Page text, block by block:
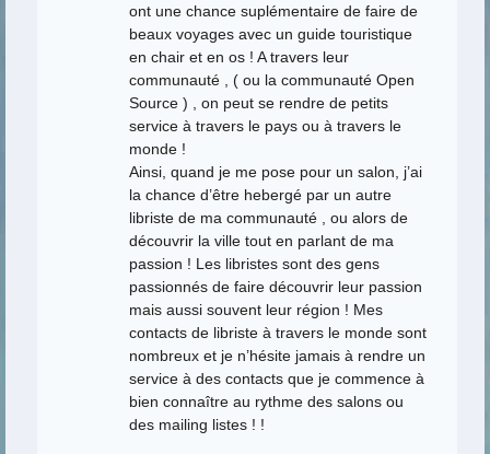
ont une chance suplémentaire de faire de
beaux voyages avec un guide touristique
en chair et en os ! A travers leur
communauté , ( ou la communauté Open
Source ) , on peut se rendre de petits
service à travers le pays ou à travers le
monde !
Ainsi, quand je me pose pour un salon, j’ai
la chance d’être hebergé par un autre
libriste de ma communauté , ou alors de
découvrir la ville tout en parlant de ma
passion ! Les libristes sont des gens
passionnés de faire découvrir leur passion
mais aussi souvent leur région ! Mes
contacts de libriste à travers le monde sont
nombreux et je n’hésite jamais à rendre un
service à des contacts que je commence à
bien connaître au rythme des salons ou
des mailing listes ! !